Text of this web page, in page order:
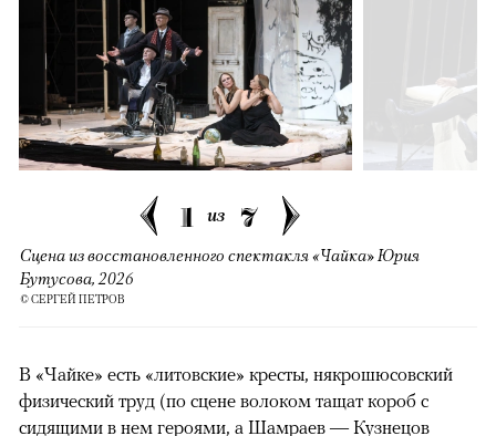
1 из 7
Сцена из восстановленного спектакля «Чайка» Юрия
Бутусова, 2026
© СЕРГЕЙ ПЕТРОВ
В «Чайке» есть «литовские» кресты, някрошюсовский
физический труд (по сцене волоком тащат короб с
сидящими в нем героями, а Шамраев — Кузнецов